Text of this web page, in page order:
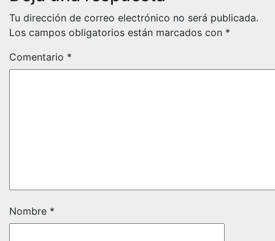
Tu dirección de correo electrónico no será publicada.
Los campos obligatorios están marcados con *
Comentario *
Nombre *